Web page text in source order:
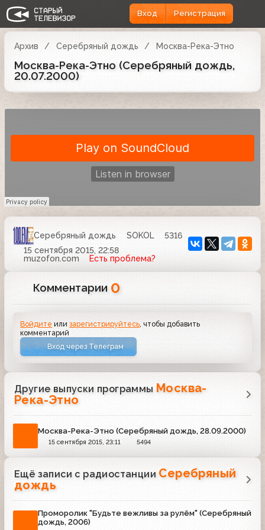
Вход Регистрация
Архив Серебряный дождь Москва-Река-Этно
Москва-Река-Этно (Серебряный дождь,
20.07.2000)
Серебряный дождь SOKOL
5316
15 сентября 2015, 22:58
muzofon.com
Есть проблема?
Комментарии 0
Войдите илизарегистрируйтесь , чтобы добавить
комментарий
Вход через Телеграм
Другие выпуски программы Москва-
Река-Этно
Москва-Река-Этно (Серебряный дождь, 28.09.2000)
15 сентября 2015, 23:11 5494
Ещё записи с радиостанции Серебряный
дождь
Проморолик "Будьте вежливы за рулём" (Серебряный
дождь, 2006)